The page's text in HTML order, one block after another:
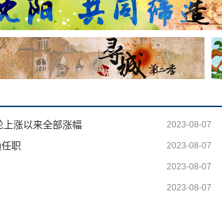
上涨以来全部涨幅 2023-08-07
职 2023-08-07
2023-08-07
2023-08-07